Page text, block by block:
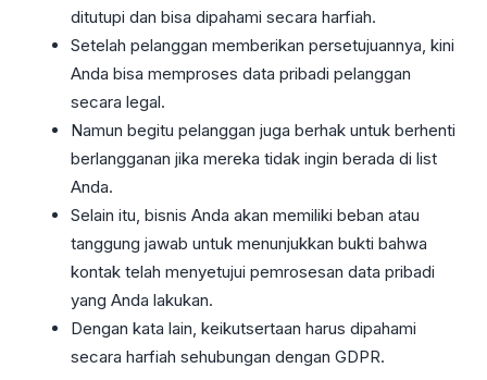
ditutupi dan bisa dipahami secara harfiah.
Setelah pelanggan memberikan persetujuannya, kini
Anda bisa memproses data pribadi pelanggan
secara legal.
Namun begitu pelanggan juga berhak untuk berhenti
berlangganan jika mereka tidak ingin berada di list
Anda.
Selain itu, bisnis Anda akan memiliki beban atau
tanggung jawab untuk menunjukkan bukti bahwa
kontak telah menyetujui pemrosesan data pribadi
yang Anda lakukan.
Dengan kata lain, keikutsertaan harus dipahami
secara harfiah sehubungan dengan GDPR.